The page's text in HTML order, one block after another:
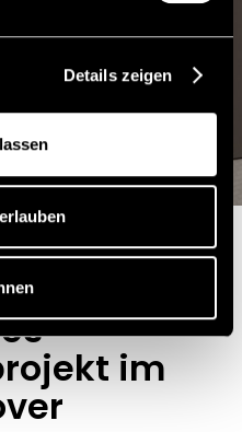
Details zeigen
im